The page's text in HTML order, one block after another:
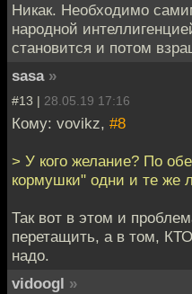
Никак. Необходимо
народной
становится и потом
sasa »
#13 | 28.05.19 17:16
Кому: vovikz, #8
> У кого желание? По
кормушки" одни и те же
Так вот в этом и
перетащить, а в том,
надо.
vidoogl »